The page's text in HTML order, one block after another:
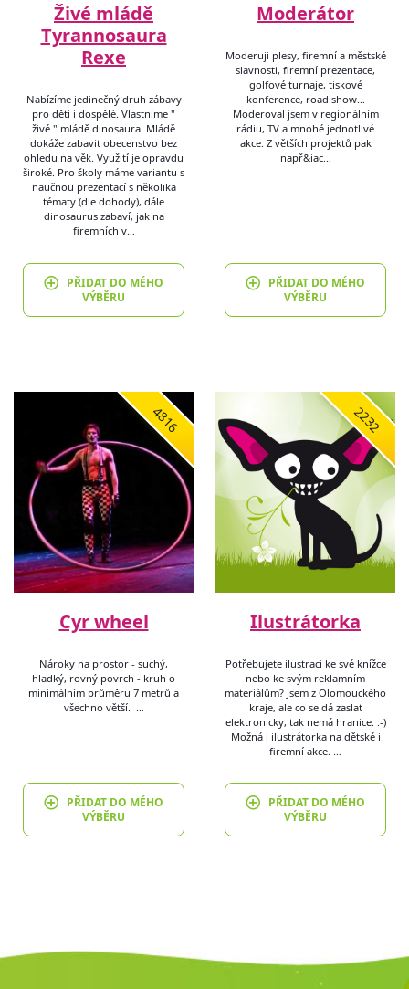
Živé mládě
Tyrannosaura
Rexe
Nabízíme jedinečný druh zábavy
pro děti i dospělé. Vlastníme "
živé " mládě dinosaura. Mládě
dokáže zabavit obecenstvo bez
ohledu na věk. Využití je opravdu
široké. Pro školy máme variantu s
naučnou prezentací s několika
tématy (dle dohody), dále
dinosaurus zabaví, jak na
firemních v…
PŘIDAT DO MÉHO
VÝBĚRU
Moderátor
Moderuji plesy, firemní a městské
slavnosti, firemní prezentace,
golfové turnaje, tiskové
konference, road show…
Moderoval jsem v regionálním
rádiu, TV a mnohé jednotlivé
akce. Z větších projektů pak
např&iac…
PŘIDAT DO MÉHO
VÝBĚRU
4816
Cyr wheel
Nároky na prostor - suchý,
hladký, rovný povrch - kruh o
minimálním průměru 7 metrů a
všechno větší. …
PŘIDAT DO MÉHO
VÝBĚRU
2232
Ilustrátorka
Potřebujete ilustraci ke své knížce
nebo ke svým reklamním
materiálům? Jsem z Olomouckého
kraje, ale co se dá zaslat
elektronicky, tak nemá hranice. :-)
Možná i ilustrátorka na dětské i
firemní akce. …
PŘIDAT DO MÉHO
VÝBĚRU